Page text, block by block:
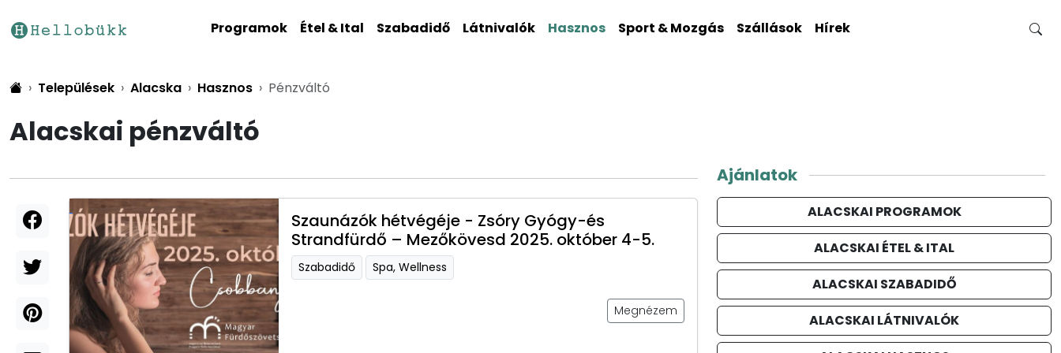
Programok Étel & Ital Szabadidő Látnivalók Hasznos Sport & Mozgás Szállások Hírek
Települések Alacska Hasznos Pénzváltó
Alacskai pénzváltó
Szaunázók hétvégéje - Zsóry Gyógy-és
Strandfürdő – Mezőkövesd 2025. október 4-5.
Szabadidő Spa, Wellness
Megnézem
Ajánlatok
ALACSKAI PROGRAMOK
ALACSKAI ÉTEL & ITAL
ALACSKAI SZABADIDŐ
ALACSKAI LÁTNIVALÓK